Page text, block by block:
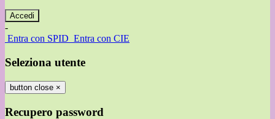
-
Entra con SPID Entra con CIE
Seleziona utente
button close ×
Recupero password